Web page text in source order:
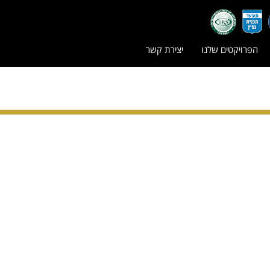
הפרויקטים שלנו יצירת קשר